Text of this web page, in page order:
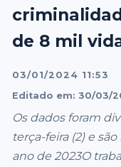
de 8 mil
03/01/2024 11:53
Editado em: 30/03/
Os dados foram
terça-feira (2) e
ano de 2023O